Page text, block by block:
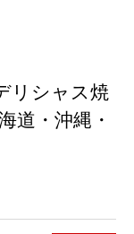
リシャス焼
道・沖縄・